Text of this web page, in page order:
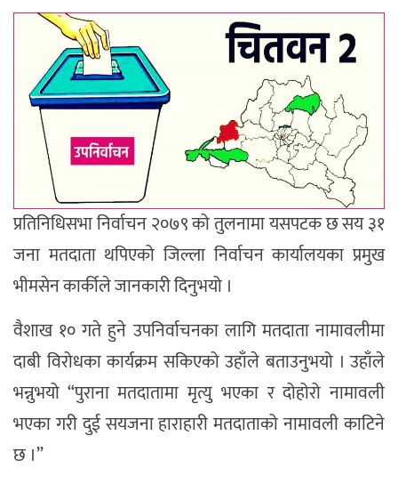
प्रतिनिधिसभा निर्वाचन २०७९ को तुलनामा यसपटक छ सय ३१
जना मतदाता थपिएको जिल्ला निर्वाचन कार्यालयका प्रमुख
भीमसेन कार्कीले जानकारी दिनुभयो ।
वैशाख १० गते हुने उपनिर्वाचनका लागि मतदाता नामावलीमा
दाबी विरोधका कार्यक्रम सकिएको उहाँले बताउनुभयो । उहाँले
भन्नुभयो “पुराना मतदातामा मृत्यु भएका र दोहोरो नामावली
भएका गरी दुई सयजना हाराहारी मतदाताको नामावली काटिने
छ ।”